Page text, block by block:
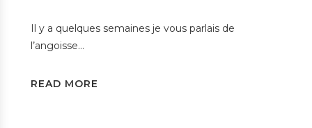
Il y a quelques semaines je vous parlais de
l’angoisse…
READ MORE